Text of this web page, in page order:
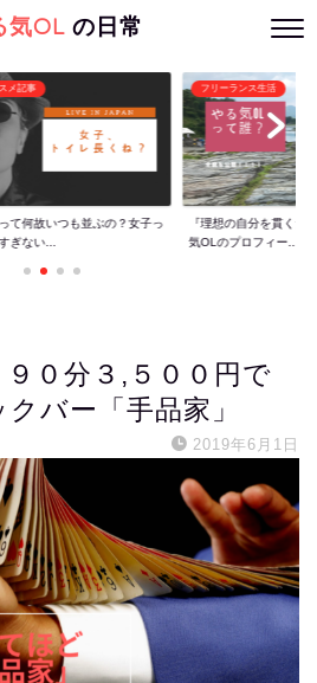
気OLの日常
メ記事
て何故いつも並ぶの？女子っ
ぎない...
フリーランス生活
『理想の自分を貫くた
気OLのプロフィー...
９０分３,５００円で
バー「手品家」
2019年6月1日